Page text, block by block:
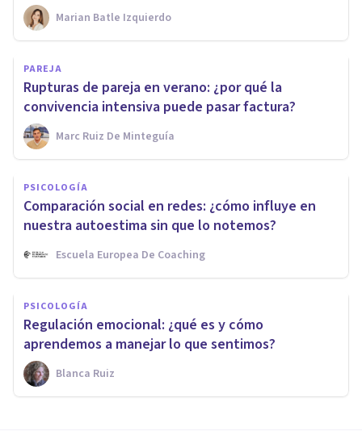
Marian Batle Izquierdo
PAREJA
Rupturas de pareja en verano: ¿por qué la
convivencia intensiva puede pasar factura?
Marc Ruiz De Minteguía
PSICOLOGÍA
Comparación social en redes: ¿cómo influye en
nuestra autoestima sin que lo notemos?
Escuela Europea De Coaching
PSICOLOGÍA
Regulación emocional: ¿qué es y cómo
aprendemos a manejar lo que sentimos?
Blanca Ruiz